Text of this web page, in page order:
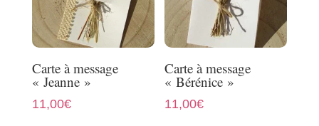
Carte à message
« Jeanne »
11,00€
Carte à message
« Bérénice »
11,00€